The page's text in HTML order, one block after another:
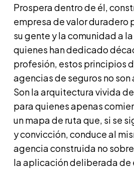
Prospera dentro de él,
empresa de valor duradero
su gente y la comunidad a
quienes han dedicado
profesión, estos principios
agencias de seguros no
Son la arquitectura vivida
para quienes apenas
un mapa de ruta que, si se
y convicción, conduce al
agencia construida no
la aplicación deliberada de